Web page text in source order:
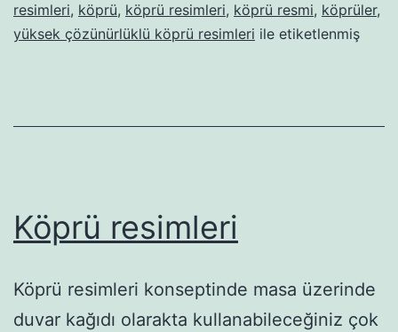
resimleri, köprü, köprü resimleri, köprü resmi, köprüler,
yüksek çözünürlüklü köprü resimleri ile etiketlenmiş
Köprü resimleri
Köprü resimleri konseptinde masa üzerinde
duvar kağıdı olarakta kullanabileceğiniz çok